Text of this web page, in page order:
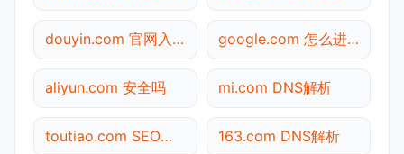
douyin.com 官网入口 google.com 怎么进入
aliyun.com 安全吗 mi.com DNS解析
toutiao.com SEO体检 163.com DNS解析